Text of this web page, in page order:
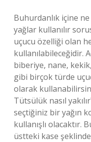
Buhurdanlık içine
yağlar kullanılır
uçucu özelliği olan
kullanılabileceğidir.
biberiye, nane,
gibi birçok türde
olarak
Tütsülük nasıl
seçtiğiniz bir yağın
kullanışlı olacaktır.
üstteki kase